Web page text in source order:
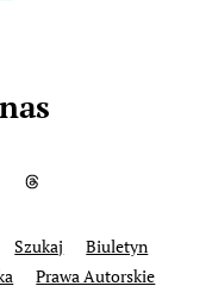
Szukaj
Biuletyn
Prawa Autorskie